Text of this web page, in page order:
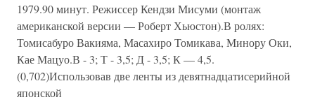
1979.90 минут. Режиссер Кендзи Мисуми (монтаж
американской версии — Роберт Хьюстон).В ролях:
Томисабуро Вакияма, Масахиро Томикава, Минору Оки,
Кае Мацуо.В - 3; Т - 3,5; Д - 3,5; К — 4,5.
(0,702)Использовав две ленты из девятнадцатисерийной
японской